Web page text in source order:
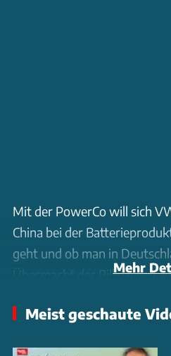
Mit der PowerCo will sich
China bei der
geht und ob man in
Übermacht der Billigzellen
Mehr
Meist geschaute